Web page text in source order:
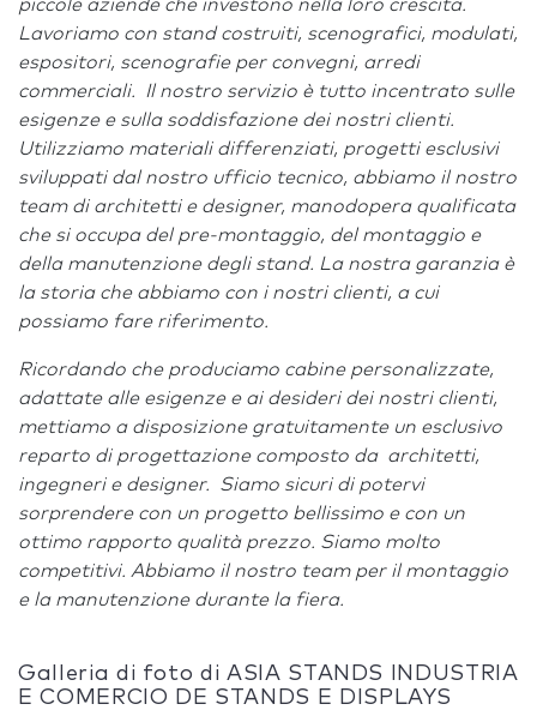
piccole aziende che investono nella loro crescita.
Lavoriamo con stand costruiti, scenografici, modulati,
espositori, scenografie per convegni, arredi
commerciali. Il nostro servizio è tutto incentrato sulle
esigenze e sulla soddisfazione dei nostri clienti.
Utilizziamo materiali differenziati, progetti esclusivi
sviluppati dal nostro ufficio tecnico, abbiamo il nostro
team di architetti e designer, manodopera qualificata
che si occupa del pre-montaggio, del montaggio e
della manutenzione degli stand. La nostra garanzia è
la storia che abbiamo con i nostri clienti, a cui
possiamo fare riferimento.
Ricordando che produciamo cabine personalizzate,
adattate alle esigenze e ai desideri dei nostri clienti,
mettiamo a disposizione gratuitamente un esclusivo
reparto di progettazione composto da architetti,
ingegneri e designer. Siamo sicuri di potervi
sorprendere con un progetto bellissimo e con un
ottimo rapporto qualità prezzo. Siamo molto
competitivi. Abbiamo il nostro team per il montaggio
e la manutenzione durante la fiera.
Galleria di foto di ASIA STANDS INDUSTRIA
E COMERCIO DE STANDS E DISPLAYS